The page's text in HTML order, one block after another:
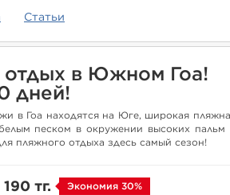
Статьи
в Южном Гоа!
дней!
в Гоа находятся на Юге, широкая
песком в окружении высоких пальм
пляжного отдыха здесь самый сезон!
тг. Экономия 30%